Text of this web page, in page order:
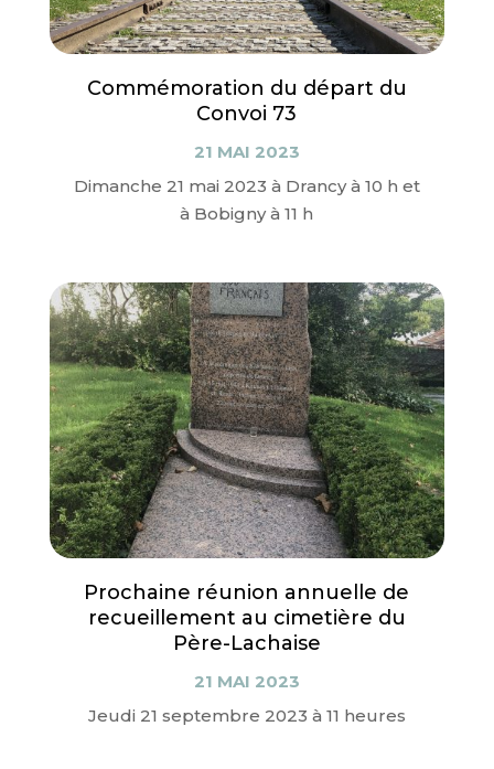
Commémoration du départ du
Convoi 73
21 MAI 2023
Dimanche 21 mai 2023 à Drancy à 10 h et
à Bobigny à 11 h
Prochaine réunion annuelle de
recueillement au cimetière du
Père-Lachaise
21 MAI 2023
Jeudi 21 septembre 2023 à 11 heures